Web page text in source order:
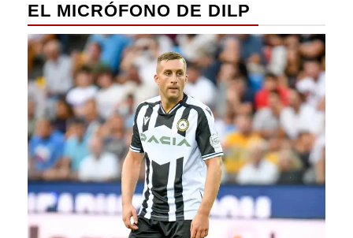
EL MICRÓFONO DE DILP